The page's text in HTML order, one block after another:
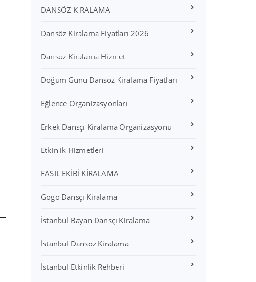
DANSÖZ KİRALAMA
Dansöz Kiralama Fiyatları 2026
Dansöz Kiralama Hizmet
Doğum Günü Dansöz Kiralama Fiyatları
Eğlence Organizasyonları
Erkek Dansçı Kiralama Organizasyonu
Etkinlik Hizmetleri
FASIL EKİBİ KİRALAMA
Gogo Dansçı Kiralama
İstanbul Bayan Dansçı Kiralama
İstanbul Dansöz Kiralama
İstanbul Etkinlik Rehberi